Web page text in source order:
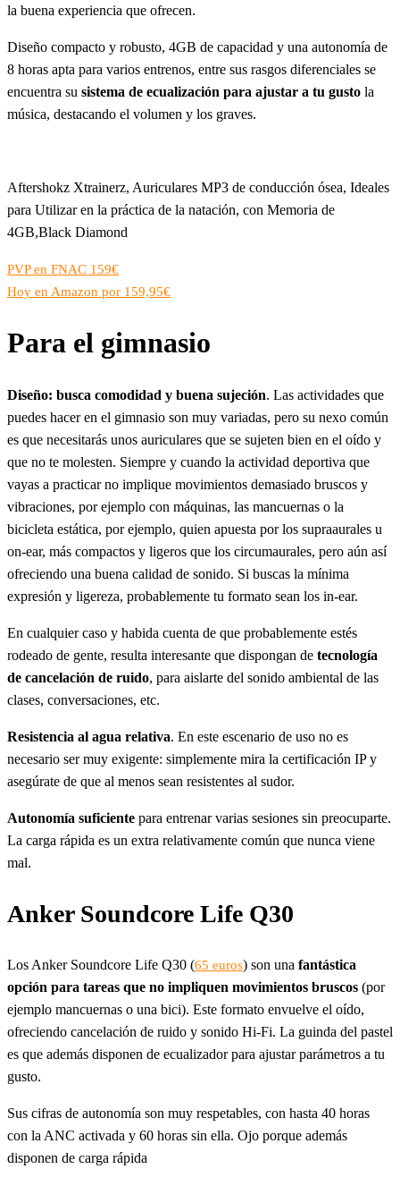
la buena experiencia que ofrecen.
Diseño compacto y robusto, 4GB de capacidad y una autonomía de
8 horas apta para varios entrenos, entre sus rasgos diferenciales se
encuentra su sistema de ecualización para ajustar a tu gusto la
música, destacando el volumen y los graves.
Aftershokz Xtrainerz, Auriculares MP3 de conducción ósea, Ideales
para Utilizar en la práctica de la natación, con Memoria de
4GB,Black Diamond
PVP en FNAC 159€
Hoy en Amazon por 159,95€
Para el gimnasio
Diseño: busca comodidad y buena sujeción. Las actividades que
puedes hacer en el gimnasio son muy variadas, pero su nexo común
es que necesitarás unos auriculares que se sujeten bien en el oído y
que no te molesten. Siempre y cuando la actividad deportiva que
vayas a practicar no implique movimientos demasiado bruscos y
vibraciones, por ejemplo con máquinas, las mancuernas o la
bicicleta estática, por ejemplo, quien apuesta por los supraaurales u
on-ear, más compactos y ligeros que los circumaurales, pero aún así
ofreciendo una buena calidad de sonido. Si buscas la mínima
expresión y ligereza, probablemente tu formato sean los in-ear.
En cualquier caso y habida cuenta de que probablemente estés
rodeado de gente, resulta interesante que dispongan de tecnología
de cancelación de ruido, para aislarte del sonido ambiental de las
clases, conversaciones, etc.
Resistencia al agua relativa. En este escenario de uso no es
necesario ser muy exigente: simplemente mira la certificación IP y
asegúrate de que al menos sean resistentes al sudor.
Autonomía suficiente para entrenar varias sesiones sin preocuparte.
La carga rápida es un extra relativamente común que nunca viene
mal.
Anker Soundcore Life Q30
Los Anker Soundcore Life Q30 (65 euros) son una fantástica
opción para tareas que no impliquen movimientos bruscos (por
ejemplo mancuernas o una bici). Este formato envuelve el oído,
ofreciendo cancelación de ruido y sonido Hi-Fi. La guinda del pastel
es que además disponen de ecualizador para ajustar parámetros a tu
gusto.
Sus cifras de autonomía son muy respetables, con hasta 40 horas
con la ANC activada y 60 horas sin ella. Ojo porque además
disponen de carga rápida